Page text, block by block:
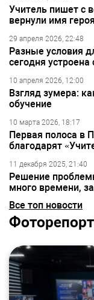
Учитель пишет с
вернули имя
29 апреля 2026, 22:48
Разные условия
сегодня
10 апреля 2026, 12:00
Взгляд зумера:
обучение
10 марта 2026, 18:17
Первая полоса в
благодарят
11 декабря 2025, 21:40
Решение
много времени,
Все топ новости